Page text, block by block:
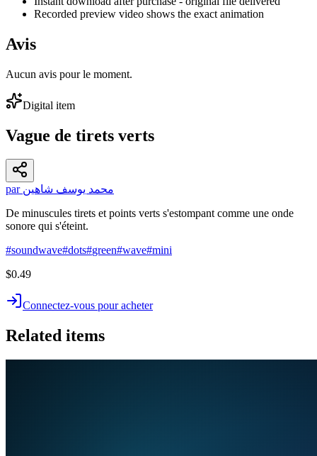
Recorded preview video shows the exact animation
Avis
Aucun avis pour le moment.
Digital item
Vague de tirets verts
par محمد يوسف شاهين
De minuscules tirets et points verts s'estompant comme une onde
sonore qui s'éteint.
#soundwave#dots#green#wave#mini
$0.49
Connectez-vous pour acheter
Related items